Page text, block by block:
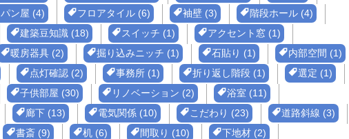
パン屋 (4) フロアタイル (6) 袖壁 (3)
階段ホール (4)
建築豆知識 (18) スイッチ (1)
アクセント窓 (1)
暖房器具 (2) 掘り込みニッチ (1) 石貼り (1)
内部空間 (1)
点灯確認 (2) 事務所 (1) 折り返し階段 (1)
選定 (1)
子供部屋 (30) リノベーション (2)
浴室 (11)
廊下 (13) 電気関係 (10) こだわり (23)
道路斜線 (3)
書斎 (9) 机 (6) 間取り (10)
下地材 (2)